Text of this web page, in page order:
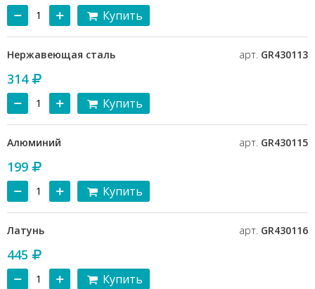
Купить
Нержавеющая сталь арт. GR430113
314
Купить
Алюминий арт. GR430115
199
Купить
Латунь арт. GR430116
445
Купить